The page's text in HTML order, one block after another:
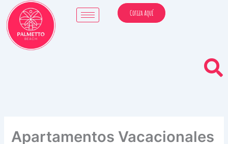
contenido
Cotiza Aquí
Apartamentos Vacacionales